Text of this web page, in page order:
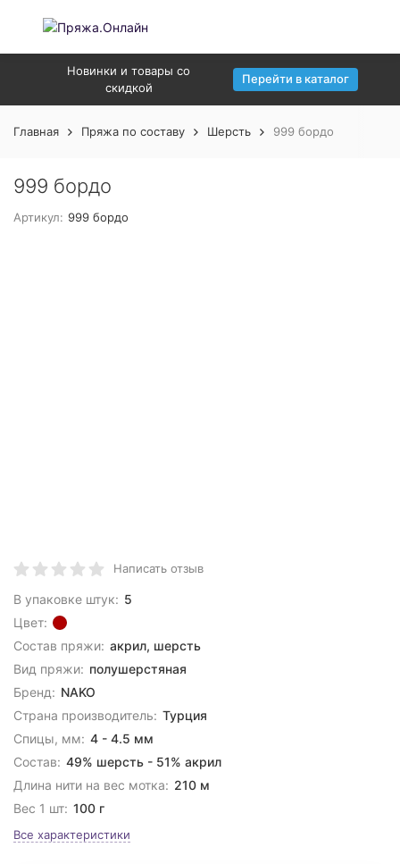
Новинки и товары со
скидкой
Перейти в каталог
Главная Пряжа по составу Шерсть 999 бордо
999 бордо
Артикул: 999 бордо
Написать отзыв
В упаковке штук: 5
Цвет:
Состав пряжи: акрил, шерсть
Вид пряжи: полушерстяная
Бренд: NAKO
Страна производитель: Турция
Спицы, мм: 4 - 4.5 мм
Состав: 49% шерсть - 51% акрил
Длина нити на вес мотка: 210 м
Вес 1 шт: 100 г
Все характеристики